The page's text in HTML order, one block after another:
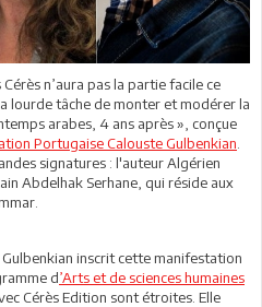
n’aura pas la partie facile ce
lourde tâche de monter et modérer la
arabes, 4 ans après », conçue
Portugaise Calouste Gulbenkian
signatures : l'auteur Algérien
Abdelhak Serhane, qui réside aux
inscrit cette manifestation
d’Arts et de sciences humaines
Cérès Edition sont étroites. Elle